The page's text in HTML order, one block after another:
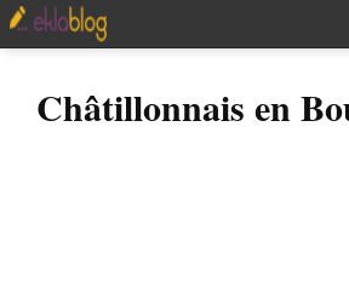
Châtillonnais en